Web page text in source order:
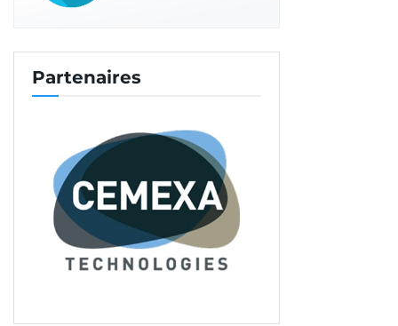
pour les éditeurs de logiciels. Ils adaptent donc de
Enfin, existe-t-il des ERP spécifiquement conçus
pour le BTP ? La réponse est sans appel : très peu !
Le retard en matière de digitalisation du secteur
n’a pas poussé les éditeurs à développer en masse
des solutions dédiées. Mais quelques marques ont
conçu un ensemble de modules, comme Exxia,
Partenaires